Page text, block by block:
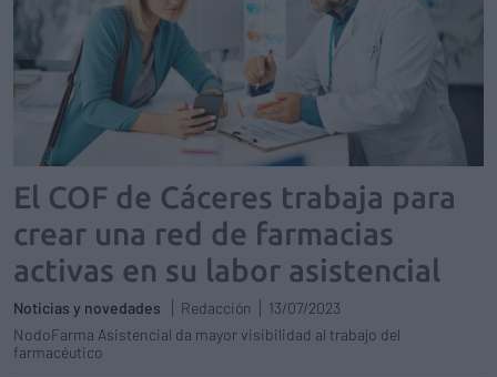
El COF de Cáceres trabaja para
crear una red de farmacias
activas en su labor asistencial
Noticias y novedades Redacción
13/07/2023
NodoFarma Asistencial da mayor visibilidad al trabajo del
farmacéutico